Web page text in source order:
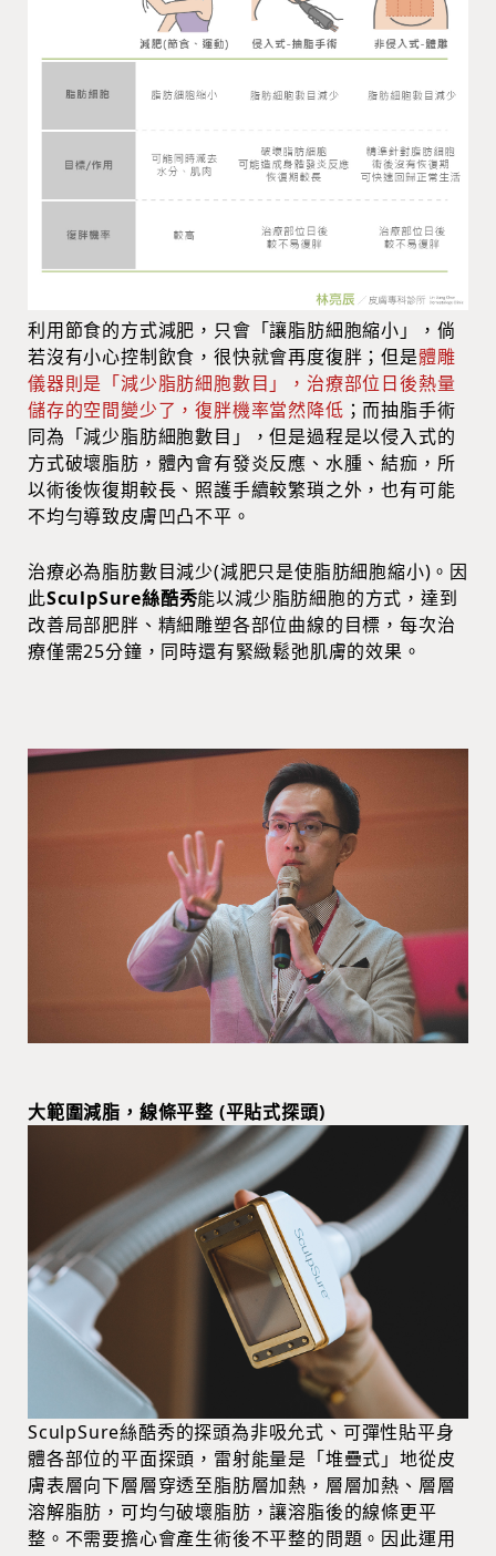
利用節食的方式減肥，只會「讓脂肪細胞縮小」，倘
若沒有小心控制飲食，很快就會再度復胖；但是體雕
儀器則是「減少脂肪細胞數目」，治療部位日後熱量
儲存的空間變少了，復胖機率當然降低 ；而抽脂手術
同為「減少脂肪細胞數目」，但是過程是以侵入式的
方式破壞脂肪，體內會有發炎反應、水腫、結痂，所
以術後恢復期較長、照護手續較繁瑣之外，也有可能
不均勻導致皮膚凹凸不平。
治療必為脂肪數目減少(減肥只是使脂肪細胞縮小)。因
此SculpSure絲酷秀能以減少脂肪細胞的方式，達到
改善局部肥胖、精細雕塑各部位曲線的目標，每次治
療僅需25分鐘，同時還有緊緻鬆弛肌膚的效果。
大範圍減脂，線條平整 (平貼式探頭)
SculpSure絲酷秀的探頭為非吸允式、可彈性貼平身
體各部位的平面探頭，雷射能量是「堆疊式」地從皮
膚表層向下層層穿透至脂肪層加熱，層層加熱、層層
溶解脂肪，可均勻破壞脂肪，讓溶脂後的線條更平
整。不需要擔心會產生術後不平整的問題。因此運用